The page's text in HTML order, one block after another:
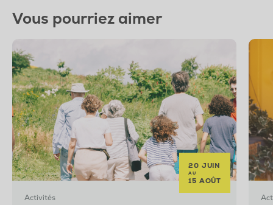
Vous pourriez aimer
20 JUIN
AU
15 AOÛT
Activités